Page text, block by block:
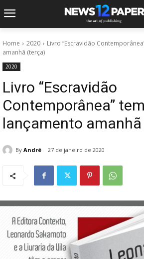
Home 2020
Livro “Escravidão
amanhã (terça)
2020
Livro “Escravidão
Contemporânea” tem
lançamento
By André 27 de janeiro de 2020